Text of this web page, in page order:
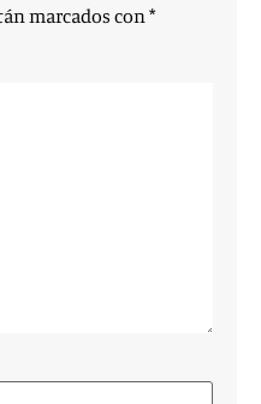
marcados con*